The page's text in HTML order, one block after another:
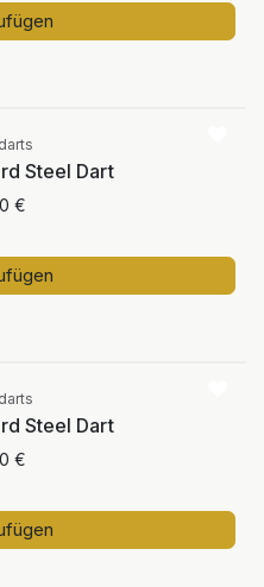
Steel Dart
€
Steel Dart
€